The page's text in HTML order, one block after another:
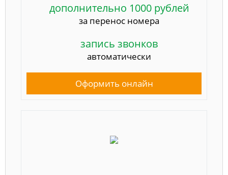
дополнительно 1000 рублей
за перенос номера
запись звонков
автоматически
Оформить онлайн